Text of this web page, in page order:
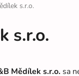
s.r.o.
s.r.o.
Mědílek s.r.o. sa